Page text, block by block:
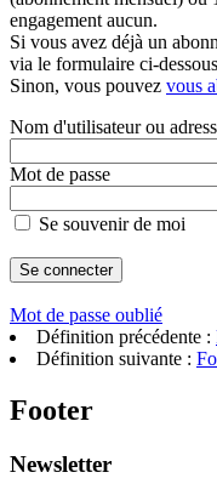
engagement aucun.
Si vous avez déjà un
via le formulaire ci-
Sinon, vous pouvez vous
Nom d'utilisateur ou
Mot de passe
Se souvenir de moi
Mot de passe oublié
Définition précédente :
Définition suivante :
Footer
Newsletter